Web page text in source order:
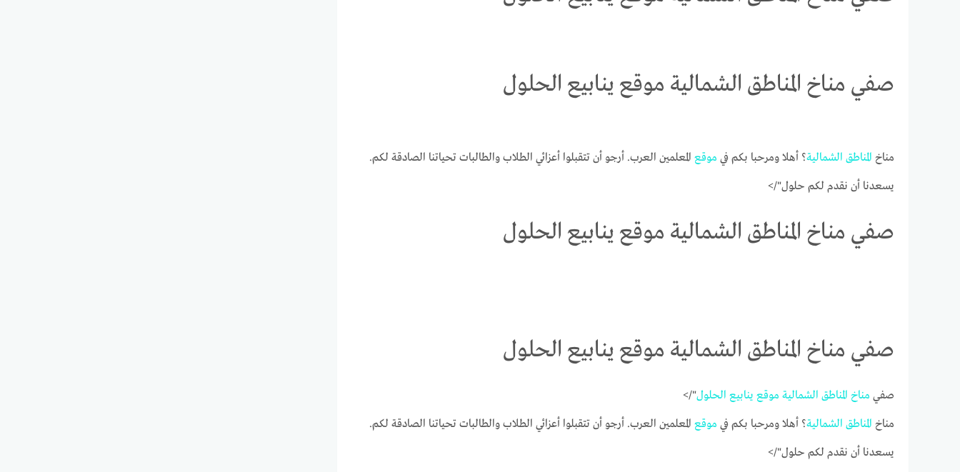
صفي مناخ المناطق الشمالية موقع ينابيع الحلول
مناخ المناطق الشمالية؟ أهلا ومرحبا بكم في موقع المعلمين العرب. أرجو أن تتقبلوا أعزائي الطلاب والطالبات تحياتنا الصادقة لكم.
يسعدنا أن نقدم لكم حلول"/>
صفي مناخ المناطق الشمالية موقع ينابيع الحلول
صفي مناخ المناطق الشمالية موقع ينابيع الحلول
صفي مناخ المناطق الشمالية موقع ينابيع الحلول"/>
مناخ المناطق الشمالية؟ أهلا ومرحبا بكم في موقع المعلمين العرب. أرجو أن تتقبلوا أعزائي الطلاب والطالبات تحياتنا الصادقة لكم.
يسعدنا أن نقدم لكم حلول"/>